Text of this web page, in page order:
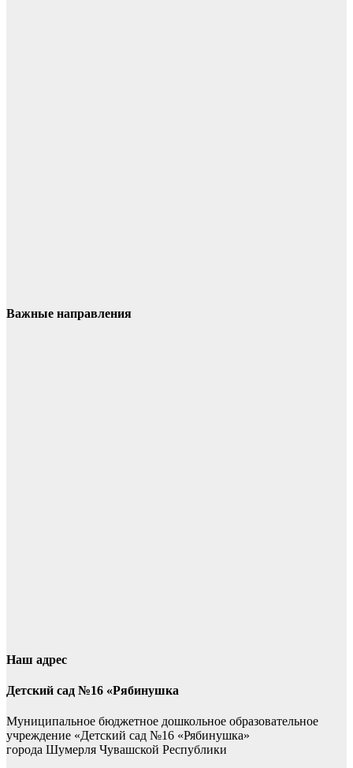
Важные направления
Наш адрес
Детский сад №16 «Рябинушка
Муниципальное бюджетное дошкольное образовательное
учреждение «Детский сад №16 «Рябинушка»
города Шумерля Чувашской Республики